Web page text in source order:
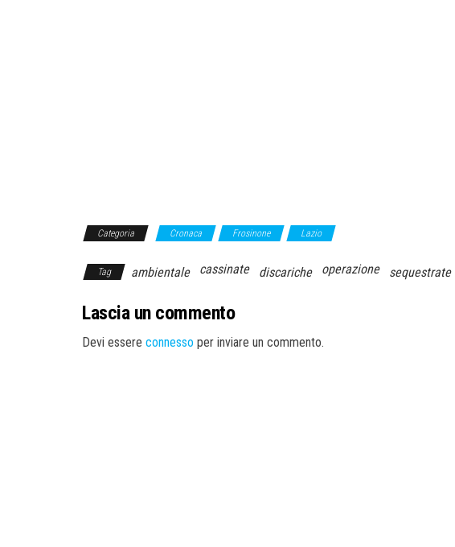
Categoria Cronaca Frosinone Lazio
Tag ambientale cassinate discariche operazione sequestrate
Lascia un commento
Devi essere connesso per inviare un commento.